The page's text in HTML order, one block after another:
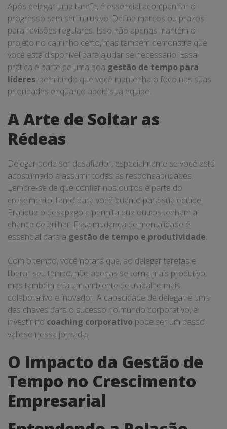
Após delegar uma tarefa, é essencial acompanhar o
progresso sem ser intrusivo. Defina marcos ou prazos
para revisões regulares. Isso não apenas mantém o
projeto no caminho certo, mas também demonstra que
você está disponível para ajudar se necessário. Essa
prática é parte de uma boa gestão de tempo para
líderes, permitindo que você mantenha o foco nas suas
prioridades enquanto apoia sua equipe.
A Arte de Soltar as
Rédeas
Delegar pode ser desafiador, especialmente se você está
acostumado a assumir todas as responsabilidades.
Lembre-se de que confiar nos outros é parte do
crescimento, tanto para você quanto para sua equipe.
Pratique o desapego e permita que outros tenham a
chance de brilhar. Essa mudança de mentalidade é
essencial para a gestão de tempo e produtividade.
Com o tempo, você notará que, ao delegar tarefas e
liberar seu tempo, não apenas se torna mais produtivo,
mas também cria um ambiente de trabalho mais
colaborativo e inovador. A capacidade de delegar é uma
das chaves para o sucesso no mundo corporativo, e
investir no coaching corporativo pode ser um passo
valioso nessa jornada.
O Impacto da Gestão de
Tempo no Crescimento
Empresarial